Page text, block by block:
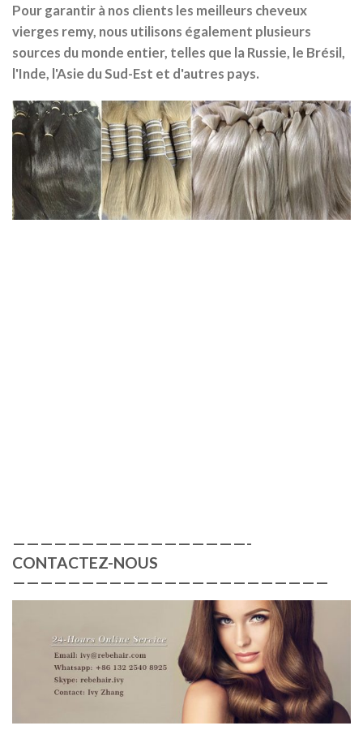
Pour garantir à nos clients les meilleurs cheveux
vierges remy, nous utilisons également plusieurs
sources du monde entier, telles que la Russie, le Brésil,
l'Inde, l'Asie du Sud-Est et d'autres pays.
—————————————————-
CONTACTEZ-NOUS
———————————————————————